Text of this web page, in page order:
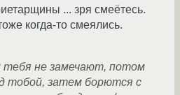
... зря смеётесь.
когда-то смеялись.
тебя не замечают, потом
тобой, затем борются с